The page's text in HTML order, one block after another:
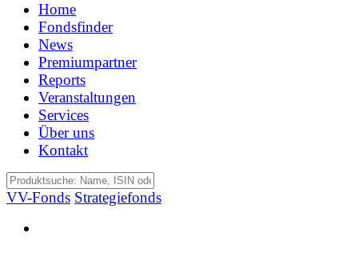
Home
Fondsfinder
News
Premiumpartner
Reports
Veranstaltungen
Services
Über uns
Kontakt
VV-Fonds Strategiefonds